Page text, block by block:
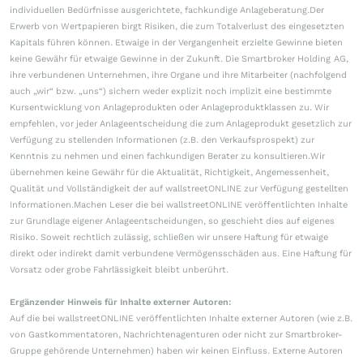
individuellen Bedürfnisse ausgerichtete, fachkundige Anlageberatung.Der
Erwerb von Wertpapieren birgt Risiken, die zum Totalverlust des eingesetzten
Kapitals führen können. Etwaige in der Vergangenheit erzielte Gewinne bieten
keine Gewähr für etwaige Gewinne in der Zukunft. Die Smartbroker Holding AG,
ihre verbundenen Unternehmen, ihre Organe und ihre Mitarbeiter (nachfolgend
auch „wir“ bzw. „uns“) sichern weder explizit noch implizit eine bestimmte
Kursentwicklung von Anlageprodukten oder Anlageproduktklassen zu. Wir
empfehlen, vor jeder Anlageentscheidung die zum Anlageprodukt gesetzlich zur
Verfügung zu stellenden Informationen (z.B. den Verkaufsprospekt) zur
Kenntnis zu nehmen und einen fachkundigen Berater zu konsultieren.Wir
übernehmen keine Gewähr für die Aktualität, Richtigkeit, Angemessenheit,
Qualität und Vollständigkeit der auf wallstreetONLINE zur Verfügung gestellten
Informationen.Machen Leser die bei wallstreetONLINE veröffentlichten Inhalte
zur Grundlage eigener Anlageentscheidungen, so geschieht dies auf eigenes
Risiko. Soweit rechtlich zulässig, schließen wir unsere Haftung für etwaige
direkt oder indirekt damit verbundene Vermögensschäden aus. Eine Haftung für
Vorsatz oder grobe Fahrlässigkeit bleibt unberührt.
Ergänzender Hinweis für Inhalte externer Autoren:
Auf die bei wallstreetONLINE veröffentlichten Inhalte externer Autoren (wie z.B.
von Gastkommentatoren, Nachrichtenagenturen oder nicht zur Smartbroker-
Gruppe gehörende Unternehmen) haben wir keinen Einfluss. Externe Autoren